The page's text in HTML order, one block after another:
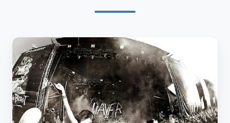
Marathon
et
entreprise
:
trois
nouveaux
parallèles